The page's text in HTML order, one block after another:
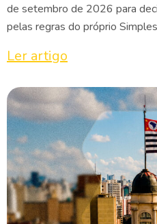
de setembro de 2026 para
pelas regras do próprio
Ler artigo